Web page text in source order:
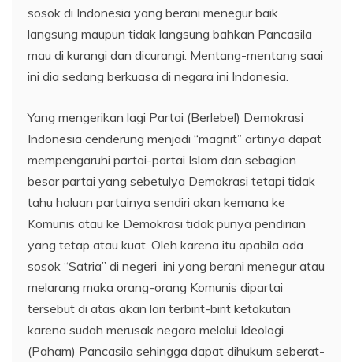
sosok di Indonesia yang berani menegur baik
langsung maupun tidak langsung bahkan Pancasila
mau di kurangi dan dicurangi. Mentang-mentang saai
ini dia sedang berkuasa di negara ini Indonesia.
Yang mengerikan lagi Partai (Berlebel) Demokrasi
Indonesia cenderung menjadi “magnit” artinya dapat
mempengaruhi partai-partai Islam dan sebagian
besar partai yang sebetulya Demokrasi tetapi tidak
tahu haluan partainya sendiri akan kemana ke
Komunis atau ke Demokrasi tidak punya pendirian
yang tetap atau kuat. Oleh karena itu apabila ada
sosok “Satria” di negeri ini yang berani menegur atau
melarang maka orang-orang Komunis dipartai
tersebut di atas akan lari terbirit-birit ketakutan
karena sudah merusak negara melalui Ideologi
(Paham) Pancasila sehingga dapat dihukum seberat-